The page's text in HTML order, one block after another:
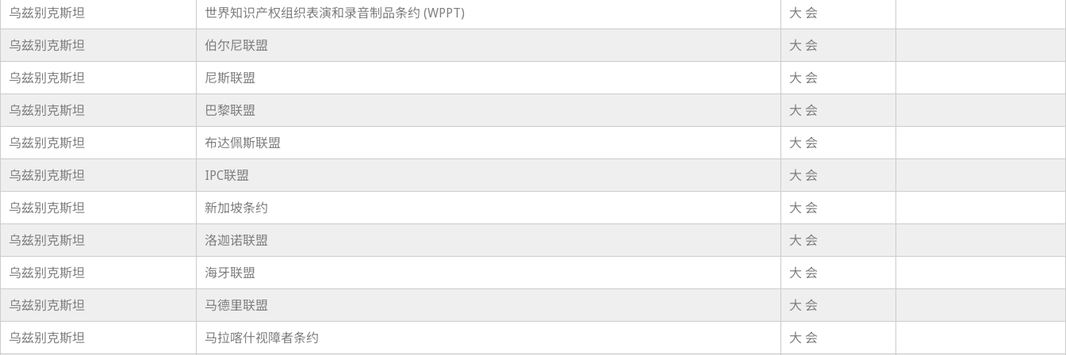
乌兹别克斯坦 世界知识产权组织表演和录音制品条约 (WPPT)
大 会
乌兹别克斯坦
伯尔尼联盟
大 会
乌兹别克斯坦
尼斯联盟
大 会
乌兹别克斯坦
巴黎联盟
大 会
乌兹别克斯坦
布达佩斯联盟
大 会
乌兹别克斯坦
IPC联盟
大 会
乌兹别克斯坦
新加坡条约
大 会
乌兹别克斯坦
洛迦诺联盟
大 会
乌兹别克斯坦
海牙联盟
大 会
乌兹别克斯坦
马德里联盟
大 会
乌兹别克斯坦
马拉喀什视障者条约 大 会